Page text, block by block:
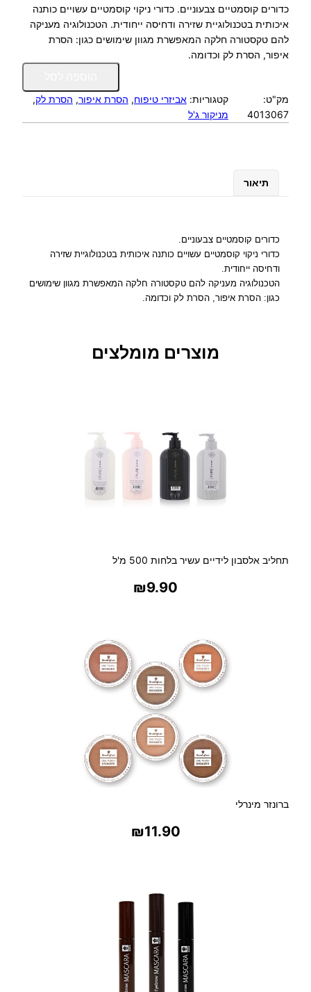
כדורים קוסמטיים צבעוניים. כדורי ניקוי קוסמטיים עשויים כותנה
איכותית בטכנולוגיית שזירה ודחיסה ייחודית. הטכנולוגיה מעניקה
להם טקסטורה חלקה המאפשרת מגוון שימושים כגון: הסרת
איפור, הסרת לק וכדומה.
כ
ו
ק
ס
י
ם
מק"ט:
4013067
קטגוריות:אביזרי טיפוח, הסרת איפור, הסרת לק,
מניקור ג'ל
תיאור
כדורים קוסמטיים צבעוניים.
כדורי ניקוי קוסמטיים עשויים כותנה איכותית בטכנולוגיית שזירה
ודחיסה ייחודית.
הטכנולוגיה מעניקה להם טקסטורה חלקה המאפשרת מגוון שימושים
כגון: הסרת איפור, הסרת לק וכדומה.
מוצרים מומלצים
תחליב אלסבון לידיים עשיר בלחות 500 מ'ל
₪9.90
ברונזר מינרלי
₪11.90